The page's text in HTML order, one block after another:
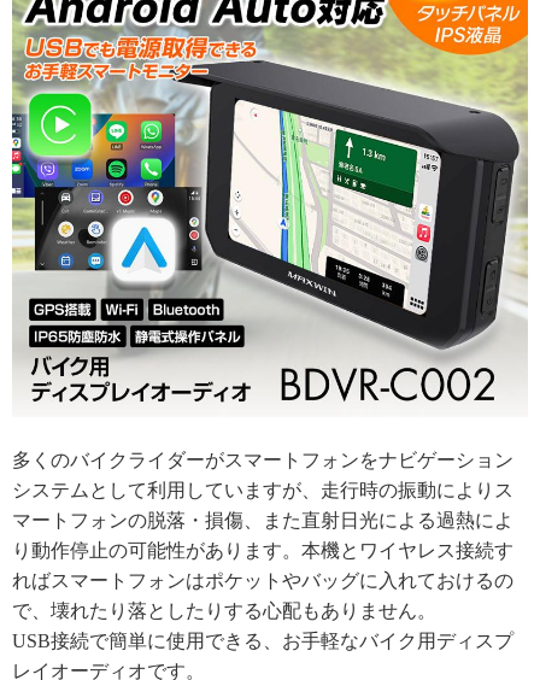
多くのバイクライダーがスマートフォンをナビゲーション
システムとして利用していますが、走行時の振動によりス
マートフォンの脱落・損傷、また直射日光による過熱によ
り動作停止の可能性があります。本機とワイヤレス接続す
ればスマートフォンはポケットやバッグに入れておけるの
で、壊れたり落としたりする心配もありません。
USB接続で簡単に使用できる、お手軽なバイク用ディスプ
レイオーディオです。